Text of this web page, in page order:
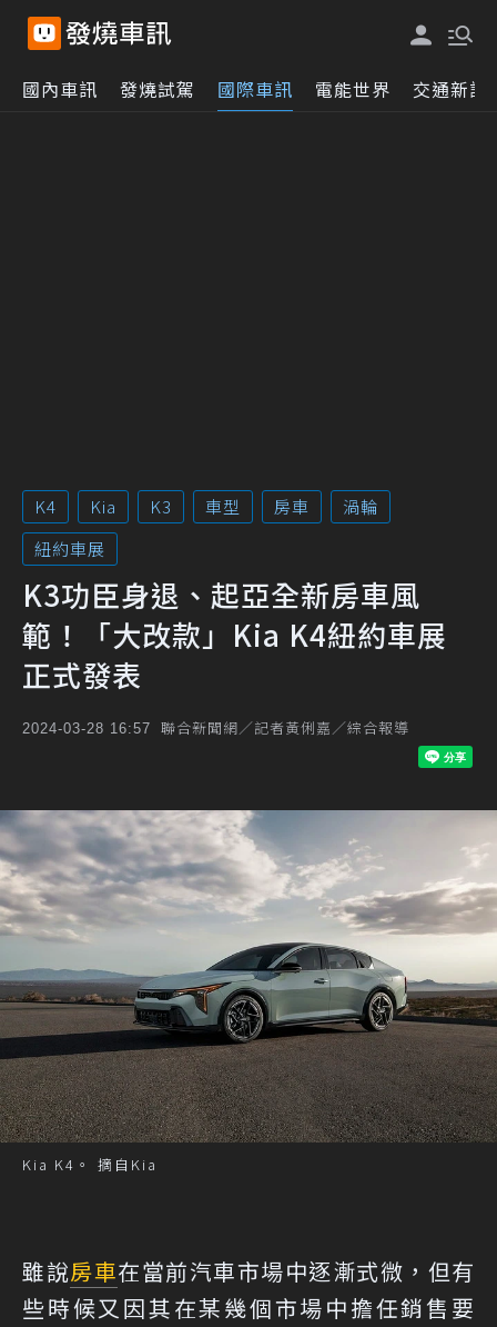
國內車訊 發燒試駕 國際車訊 電能世界 交通新訊
K4 Kia K3 車型 房車
渦輪
紐約車展
K3功臣身退、起亞全新房車風
範！「大改款」Kia K4紐約車展
正式發表
2024-03-28 16:57 聯合新聞網／記者黃俐嘉／綜合報導
Kia K4。 摘自Kia
雖說房車在當前汽車市場中逐漸式微，但有
些時候又因其在某幾個市場中擔任銷售要